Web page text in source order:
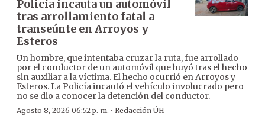
Policía incauta un automóvil
tras arrollamiento fatal a
transeúnte en Arroyos y
Esteros
Un hombre, que intentaba cruzar la ruta, fue arrollado
por el conductor de un automóvil que huyó tras el hecho
sin auxiliar a la víctima. El hecho ocurrió en Arroyos y
Esteros. La Policía incautó el vehículo involucrado pero
no se dio a conocer la detención del conductor.
Agosto 8, 2026 06:52 p. m. · Redacción ÚH